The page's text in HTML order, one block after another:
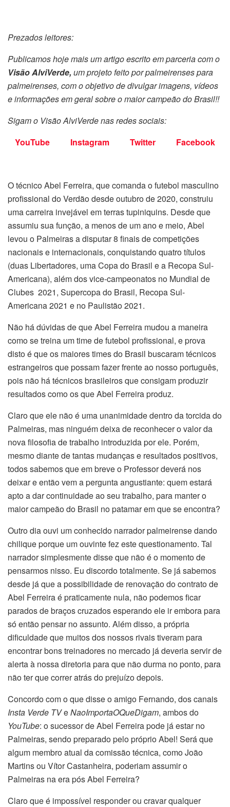
Prezados leitores:
Publicamos hoje mais um artigo escrito em parceria com o
Visão AlviVerde, um projeto feito por palmeirenses para
palmeirenses, com o objetivo de divulgar imagens, vídeos
e informações em geral sobre o maior campeão do Brasil!!
Sigam o Visão AlviVerde nas redes sociais:
YouTube
Instagram Twitter Facebook
O técnico Abel Ferreira, que comanda o futebol masculino
profissional do Verdão desde outubro de 2020, construiu
uma carreira invejável em terras tupiniquins. Desde que
assumiu sua função, a menos de um ano e meio, Abel
levou o Palmeiras a disputar 8 finais de competições
nacionais e internacionais, conquistando quatro títulos
(duas Libertadores, uma Copa do Brasil e a Recopa Sul-
Americana), além dos vice-campeonatos no Mundial de
Clubes 2021, Supercopa do Brasil, Recopa Sul-
Americana 2021 e no Paulistão 2021.
Não há dúvidas de que Abel Ferreira mudou a maneira
como se treina um time de futebol profissional, e prova
disto é que os maiores times do Brasil buscaram técnicos
estrangeiros que possam fazer frente ao nosso português,
pois não há técnicos brasileiros que consigam produzir
resultados como os que Abel Ferreira produz.
Claro que ele não é uma unanimidade dentro da torcida do
Palmeiras, mas ninguém deixa de reconhecer o valor da
nova filosofia de trabalho introduzida por ele. Porém,
mesmo diante de tantas mudanças e resultados positivos,
todos sabemos que em breve o Professor deverá nos
deixar e então vem a pergunta angustiante: quem estará
apto a dar continuidade ao seu trabalho, para manter o
maior campeão do Brasil no patamar em que se encontra?
Outro dia ouvi um conhecido narrador palmeirense dando
chilique porque um ouvinte fez este questionamento. Tal
narrador simplesmente disse que não é o momento de
pensarmos nisso. Eu discordo totalmente. Se já sabemos
desde já que a possibilidade de renovação do contrato de
Abel Ferreira é praticamente nula, não podemos ficar
parados de braços cruzados esperando ele ir embora para
só então pensar no assunto. Além disso, a própria
dificuldade que muitos dos nossos rivais tiveram para
encontrar bons treinadores no mercado já deveria servir de
alerta à nossa diretoria para que não durma no ponto, para
não ter que correr atrás do prejuízo depois.
Concordo com o que disse o amigo Fernando, dos canais
Insta Verde TVeNaoImportaOQueDigam, ambos do
YouTube: o sucessor de Abel Ferreira pode já estar no
Palmeiras, sendo preparado pelo próprio Abel! Será que
algum membro atual da comissão técnica, como João
Martins ou Vítor Castanheira, poderiam assumir o
Palmeiras na era pós Abel Ferreira?
Claro que é impossível responder ou cravar qualquer